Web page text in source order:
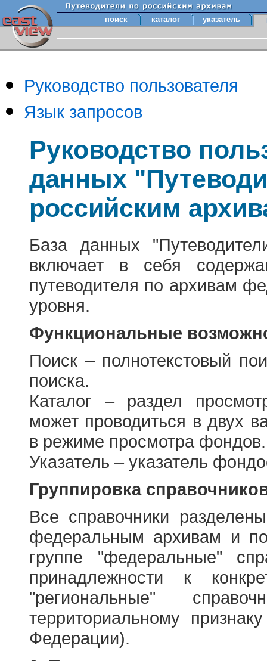
поиск каталог указатель
Руководство пользователя
Язык запросов
Руководство
данных
российским
База данных
включает в себя
путеводителя по архивам
уровня.
Функциональные
Поиск – полнотекстовый
поиска.
Каталог – раздел
может проводиться в двух
в режиме просмотра фондов.
Указатель – указатель
Группировка
Все справочники
федеральным архивам и
группе "федеральные"
принадлежности к
"региональные"
территориальному
Федерации).